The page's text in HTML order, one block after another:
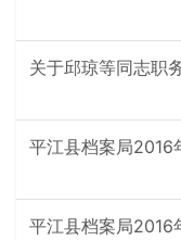
关于邱琼等同志职
平江县档案局2016
平江县档案局2016